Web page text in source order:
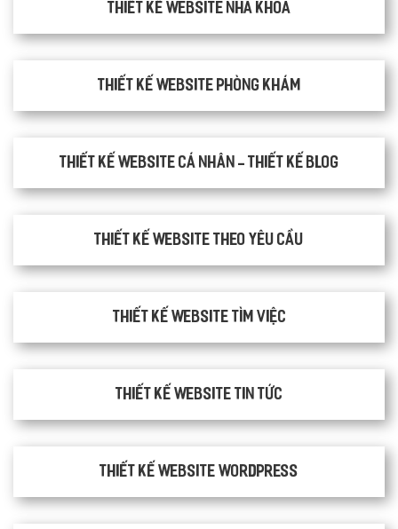
Thiết kế website nha khoa
thiết kế website phòng khám
Thiết kế website cá nhân - Thiết kế blog
Thiết kế website theo yêu cầu
thiết kế website tìm việc
Thiết kế website tin tức
Thiết kế website WordPress